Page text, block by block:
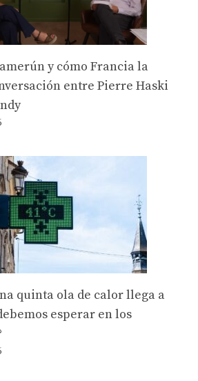
y cómo Francia la
entre Pierre Haski
quinta ola de calor llega a
esperar en los